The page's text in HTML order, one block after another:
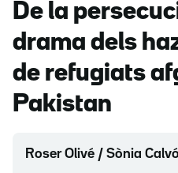
De la
drama dels
de refugiats
Pakistan
Roser Olivé / Sònia Calvó